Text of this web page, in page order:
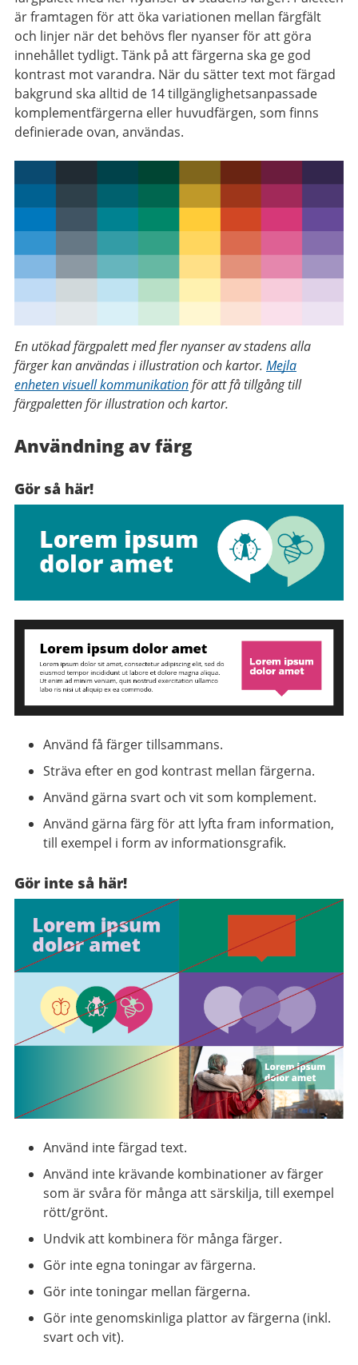
är framtagen för att öka variationen mellan färgfält
och linjer när det behövs fler nyanser för att göra
innehållet tydligt. Tänk på att färgerna ska ge god
kontrast mot varandra. När du sätter text mot färgad
bakgrund ska alltid de 14 tillgänglighetsanpassade
komplementfärgerna eller huvudfärgen, som finns
definierade ovan, användas.
En utökad färgpalett med fler nyanser av stadens alla
färger kan användas i illustration och kartor. Mejla
enheten visuell kommunikationför att få tillgång till
färgpaletten för illustration och kartor.
Användning av färg
Gör så här!
Använd få färger tillsammans.
Sträva efter en god kontrast mellan färgerna.
Använd gärna svart och vit som komplement.
Använd gärna färg för att lyfta fram information,
till exempel i form av informationsgrafik.
Gör inte så här!
Använd inte färgad text.
Använd inte krävande kombinationer av färger
som är svåra för många att särskilja, till exempel
rött/grönt.
Undvik att kombinera för många färger.
Gör inte egna toningar av färgerna.
Gör inte toningar mellan färgerna.
Gör inte genomskinliga plattor av färgerna (inkl.
svart och vit).